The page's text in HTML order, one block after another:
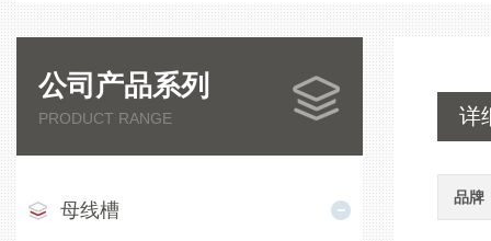
公司产品系列
PRODUCT RANGE
母线槽
详
品牌